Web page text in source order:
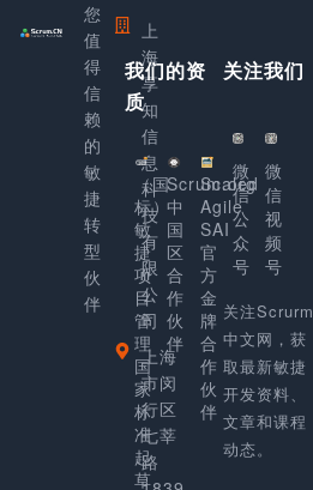
您
值
得
信
赖
的
敏
捷
转
型
伙
伴
上
海
享
知
信
息
科
技
有
限
公
司
上海
市闵
行区
七莘
路
我们的资
质
（国
标）
敏
捷
项
目
管
理
国
家
标
准
起
草
Scrum.org
中
国
区
合
作
伙
伴
Scaled
Agile
SAI
官
方
金
牌
合
作
伙
伴
关注我们
微
信
公
众
号
微
信
视
频
号
关注Scrurm
中文网，获
取最新敏捷
开发资料、
文章和课程
动态。